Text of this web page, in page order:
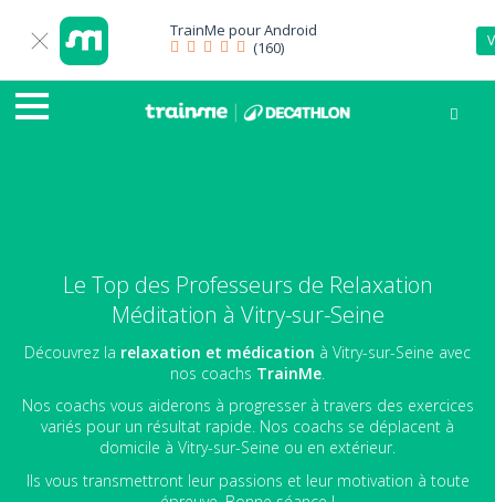
TrainMe pourAndroid
(160)
Le Top des Professeurs de Relaxation
Méditation à Vitry-sur-Seine
Découvrez la relaxation et médication à Vitry-sur-Seine avec
nos coachs TrainMe
Nos coachs vous aiderons à progresser à travers des exercices
variés pour un résultat rapide. Nos coachs se déplacent à
domicile à Vitry-sur-Seine ou en extérieur.
Ils vous transmettront leur passions et leur motivation à toute